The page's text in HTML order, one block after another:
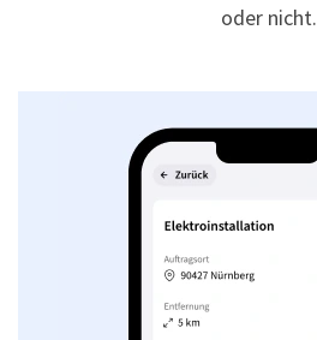
oder nicht.